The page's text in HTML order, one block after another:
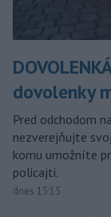
dovolenky
Pred odchodom
nezverejňujte
komu umožníte
policajti.
dnes 15:15